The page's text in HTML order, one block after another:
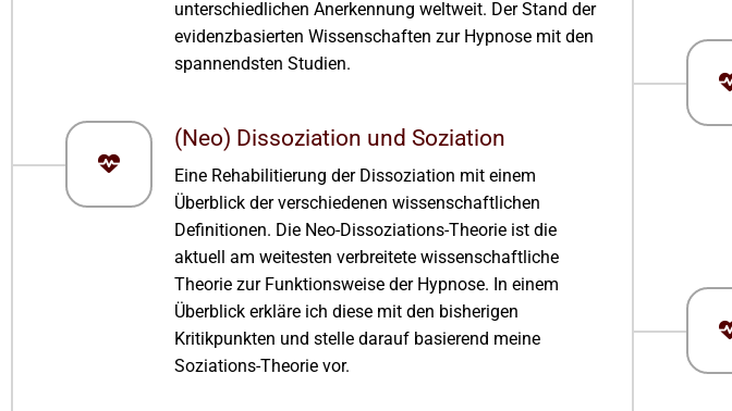
unterschiedlichen Anerkennung weltweit. Der Stand der
evidenzbasierten Wissenschaften zur Hypnose mit den
spannendsten Studien.
(Neo) Dissoziation und Soziation
Eine Rehabilitierung der Dissoziation mit einem
Überblick der verschiedenen wissenschaftlichen
Definitionen. Die Neo-Dissoziations-Theorie ist die
aktuell am weitesten verbreitete wissenschaftliche
Theorie zur Funktionsweise der Hypnose. In einem
Überblick erkläre ich diese mit den bisherigen
Kritikpunkten und stelle darauf basierend meine
Soziations-Theorie vor.